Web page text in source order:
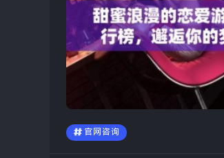
官网咨询